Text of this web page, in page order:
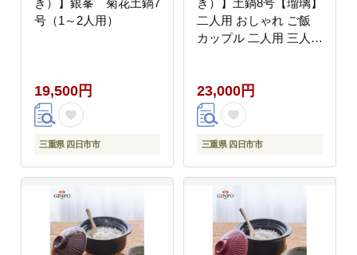
号（1～2人用）
19,500円
三重県 四日市市
二人用 おしゃれ ご飯
カップル 二人用 三人用
炊飯】（8号1.9L炊飯計
量カップ不要）菊花 銀
峯 GINPO 鍋
23,000円
三重県 四日市市